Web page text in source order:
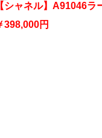
【シャネル】A91046
398,000円